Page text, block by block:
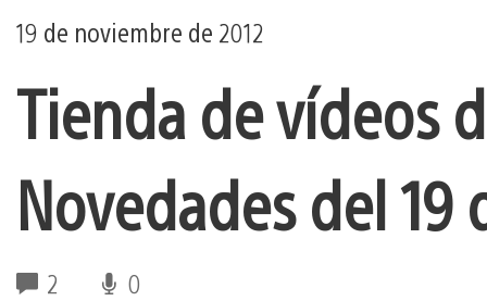
19 de noviembre de 2012
Tienda de vídeos
Novedades del 19
2 0